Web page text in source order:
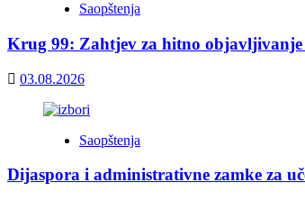
Saopštenja
Krug 99: Zahtjev za hitno
03.08.2026
Saopštenja
Dijaspora i administrativne zamke za